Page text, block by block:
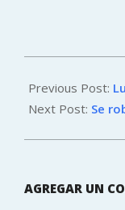
01-
12
Previous Post:
Next Post: Se
AGREGAR UN